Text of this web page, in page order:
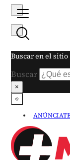
Buscar en el sitio
Buscar
×